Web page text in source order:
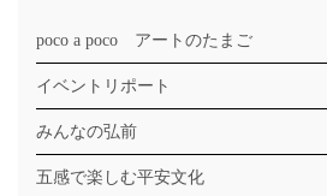
poco a poco アートのたまご
イベントリポート
みんなの弘前
五感で楽しむ平安文化